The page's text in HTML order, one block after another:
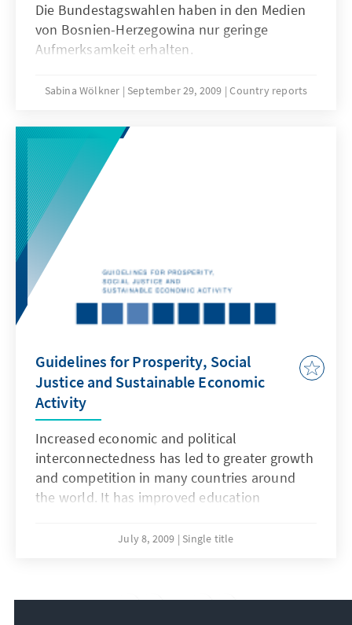
Die Bundestagswahlen haben in den Medien
von Bosnien-Herzegowina nur geringe
Aufmerksamkeit erhalten.
Sabina Wölkner September 29, 2009 Country reports
Guidelines for Prosperity, Social
Justice and Sustainable Economic
Activity
Increased economic and political
interconnectedness has led to greater growth
and competition in many countries around
the world. It has improved education
infrastructure and reduced poverty. And yet,
prosperity is a contributing factor for
July 8, 2009 Single title
12/18